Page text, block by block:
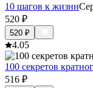
10 шагов к жизни
520 ₽
520 ₽
4.05
100 секретов
516 ₽